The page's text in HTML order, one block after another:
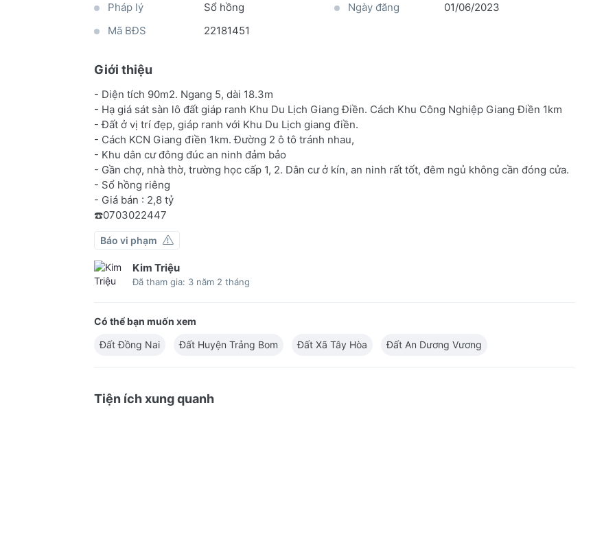
Pháp lý
Sổ hồng Ngày đăng
01/06/2023
Mã BĐS
22181451
Giới thiệu
- Diện tích 90m2. Ngang 5, dài 18.3m
- Hạ giá sát sàn lô đất giáp ranh Khu Du Lịch Giang Điền. Cách Khu Công Nghiệp Giang Điền 1km
- Đất ở vị trí đẹp, giáp ranh với Khu Du Lịch giang điền.
- Cách KCN Giang điền 1km. Đường 2 ô tô tránh nhau,
- Khu dân cư đông đúc an ninh đảm bảo
- Gần chợ, nhà thờ, trường học cấp 1, 2. Dân cư ở kín, an ninh rất tốt, đêm ngủ không cần đóng cửa.
- Sổ hồng riêng
- Giá bán : 2,8 tỷ
☎️0703022447
Báo vi phạm
Kim Triệu
Đã tham gia: 3 năm 2 tháng
Có thể bạn muốn xem
Đất Đồng Nai
Đất Huyện Trảng Bom Đất Xã Tây Hòa Đất An Dương Vương
Tiện ích xung quanh